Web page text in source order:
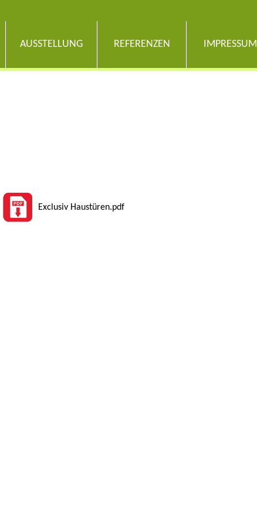
AUSSTELLUNG REFERENZEN IMPRESSUM
Exclusiv Haustüren.pdf